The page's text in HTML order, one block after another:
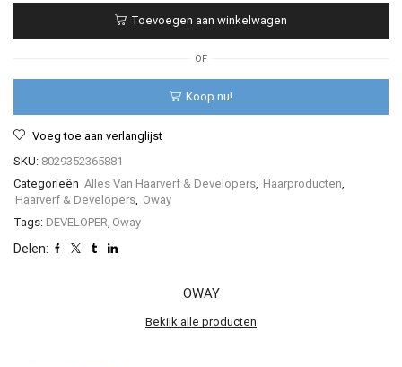
Oway
aantal
Toevoegen aan winkelwagen
OF
Koop nu!
Voeg toe aan verlanglijst
SKU: 8029352365881
Categorieën Alles Van Haarverf & Developers Haarproducten
Haarverf & Developers Oway
Tags: DEVELOPER Oway
Delen:
OWAY
Bekijk alle producten